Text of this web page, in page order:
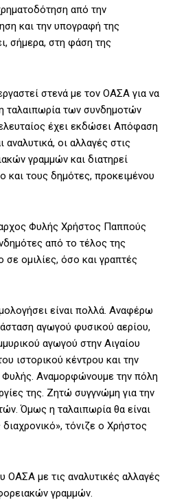
από την
και την υπογραφή της
σήμερα, στη φάση της
στενά με τον ΟΑΣΑ για να
ταλαιπωρία των συνδημοτών
έχει εκδώσει Απόφαση
οι αλλαγές στις
γραμμών και διατηρεί
και τους δημότες, προκειμένου
Φυλής Χρήστος Παππούς
από το τέλος της
σε ομιλίες, όσο και γραπτές
είναι πολλά. Αναφέρω
αγωγού φυσικού αερίου,
αγωγού στην Αιγαίου
ιστορικού κέντρου και την
Αναμορφώνουμε την πόλη
της. Ζητώ συγγνώμη για την
Όμως η ταλαιπωρία θα είναι
τόνιζε ο Χρήστος
με τις αναλυτικές αλλαγές
γραμμών.